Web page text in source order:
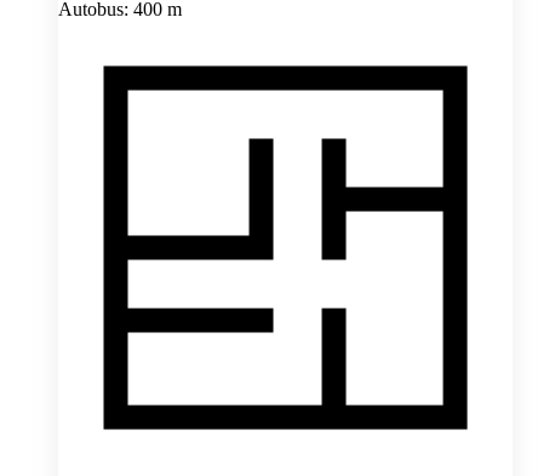
Autobus: 400 m